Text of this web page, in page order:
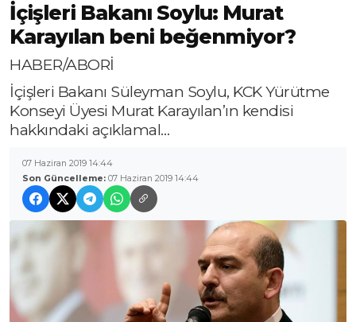
İçişleri Bakanı Soylu: Murat
Karayılan beni beğenmiyor?
HABER/ABORİ
İçişleri Bakanı Süleyman Soylu, KCK Yürütme
Konseyi Üyesi Murat Karayılan’ın kendisi
hakkındaki açıklamal…
07 Haziran 2019 14:44
Son Güncelleme: 07 Haziran 2019 14:44